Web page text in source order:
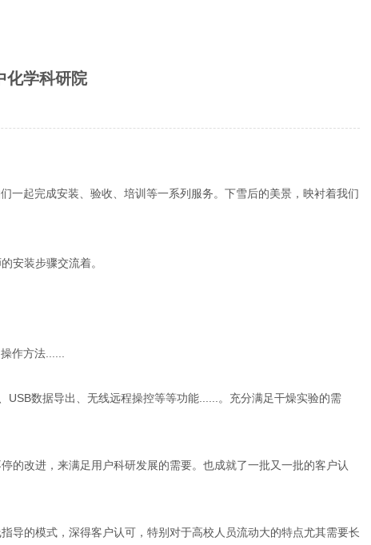
化学科研院
一起完成安装、验收、培训等一系列服务。下雪后的美景，映衬着我们
安装步骤交流着。
方法......
数据导出、无线远程操控等等功能......。充分满足干燥实验的需
的改进，来满足用户科研发展的需要。也成就了一批又一批的客户认
导的模式，深得客户认可，特别对于高校人员流动大的特点尤其需要长